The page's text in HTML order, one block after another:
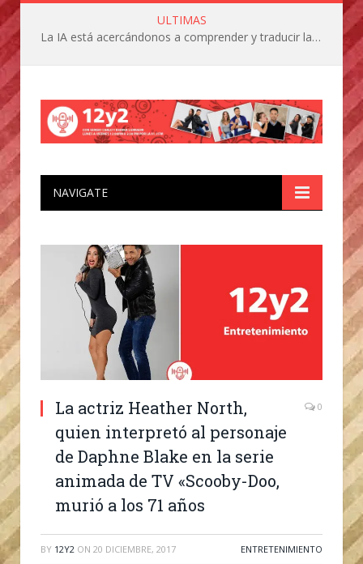
ULTIMAS
La IA está acercándonos a comprender y traducir las vocalizaciones y comportamientos de nuestras mascotas
NAVIGATE
La actriz Heather North,
quien interpretó al personaje
de Daphne Blake en la serie
animada de TV «Scooby-Doo,
murió a los 71 años
0
BY 12Y2 ON 20 DICIEMBRE, 2017 ENTRETENIMIENTO